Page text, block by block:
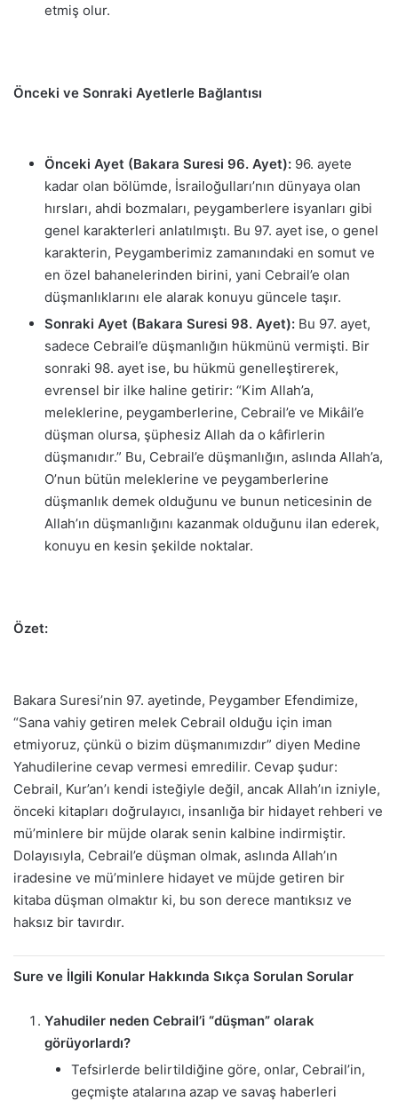
etmiş olur.
Önceki ve Sonraki Ayetlerle Bağlantısı
Önceki Ayet (Bakara Suresi 96. Ayet): 96. ayete
kadar olan bölümde, İsrailoğulları’nın dünyaya olan
hırsları, ahdi bozmaları, peygamberlere isyanları gibi
genel karakterleri anlatılmıştı. Bu 97. ayet ise, o genel
karakterin, Peygamberimiz zamanındaki en somut ve
en özel bahanelerinden birini, yani Cebrail’e olan
düşmanlıklarını ele alarak konuyu güncele taşır.
Sonraki Ayet (Bakara Suresi 98. Ayet): Bu 97. ayet,
sadece Cebrail’e düşmanlığın hükmünü vermişti. Bir
sonraki 98. ayet ise, bu hükmü genelleştirerek,
evrensel bir ilke haline getirir: “Kim Allah’a,
meleklerine, peygamberlerine, Cebrail’e ve Mikâil’e
düşman olursa, şüphesiz Allah da o kâfirlerin
düşmanıdır.” Bu, Cebrail’e düşmanlığın, aslında Allah’a,
O’nun bütün meleklerine ve peygamberlerine
düşmanlık demek olduğunu ve bunun neticesinin de
Allah’ın düşmanlığını kazanmak olduğunu ilan ederek,
konuyu en kesin şekilde noktalar.
Özet:
Bakara Suresi’nin 97. ayetinde, Peygamber Efendimize,
“Sana vahiy getiren melek Cebrail olduğu için iman
etmiyoruz, çünkü o bizim düşmanımızdır” diyen Medine
Yahudilerine cevap vermesi emredilir. Cevap şudur:
Cebrail, Kur’an’ı kendi isteğiyle değil, ancak Allah’ın izniyle,
önceki kitapları doğrulayıcı, insanlığa bir hidayet rehberi ve
mü’minlere bir müjde olarak senin kalbine indirmiştir.
Dolayısıyla, Cebrail’e düşman olmak, aslında Allah’ın
iradesine ve mü’minlere hidayet ve müjde getiren bir
kitaba düşman olmaktır ki, bu son derece mantıksız ve
haksız bir tavırdır.
Sure ve İlgili Konular Hakkında Sıkça Sorulan Sorular
Yahudiler neden Cebrail’i “düşman” olarak
görüyorlardı?
Tefsirlerde belirtildiğine göre, onlar, Cebrail’in,
geçmişte atalarına azap ve savaş haberleri